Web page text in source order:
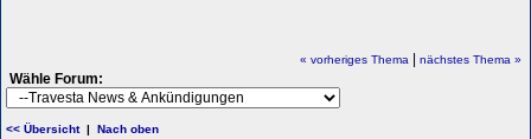
« vorheriges Thema nächstes Thema »
Wähle Forum:
<< Übersicht| Nach oben